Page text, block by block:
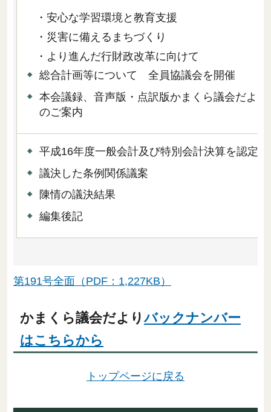
・安心な学習環境と教育支援
・災害に備えるまちづくり
・より進んだ行財政改革に向けて
総合計画等について 全員協議会を開催
本会議録、音声版・点訳版かまくら議会だより
のご案内
平成16年度一般会計及び特別会計決算を認定
議決した条例関係議案
陳情の議決結果
編集後記
第191号全面（PDF：1,227KB）
かまくら議会だよりバックナンバー
はこちらから
トップページに戻る